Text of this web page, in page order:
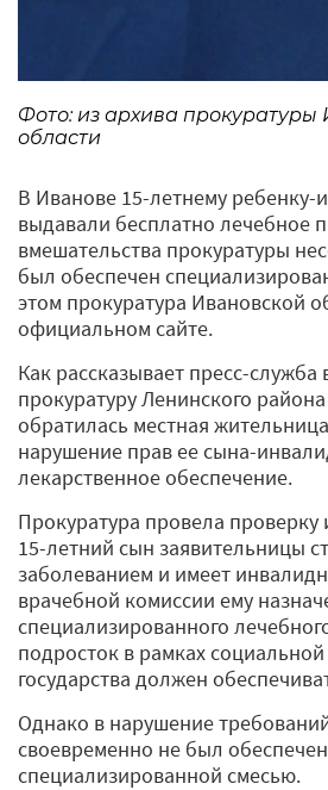
Фото: из архива прокуратуры
области
В Иванове 15-летнему ребенку-
выдавали бесплатно лечебное
вмешательства прокуратуры
был обеспечен
этом прокуратура Ивановской
официальном сайте.
Как рассказывает пресс-служба
прокуратуру Ленинского
обратилась местная
нарушение прав ее сына-
лекарственное обеспечение.
Прокуратура провела проверку
15-летний сын заявительницы
заболеванием и имеет
врачебной комиссии ему
специализированного
подросток в рамках
государства должен
Однако в нарушение
своевременно не был обеспечен
специализированной смесью.